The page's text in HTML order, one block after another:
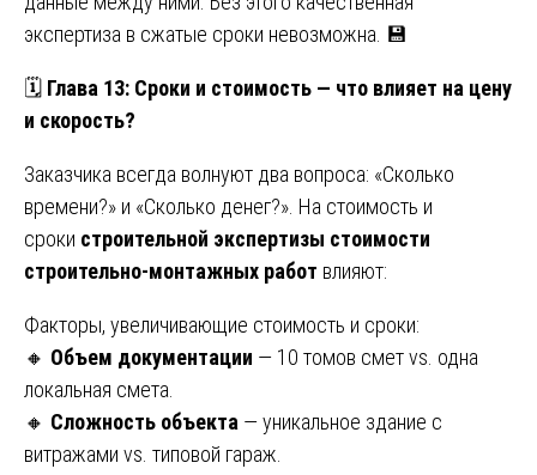
экспертиза в сжатые сроки невозможна. 💾
🗓️ Глава 13: Сроки и стоимость — что влияет на цену
и скорость?
Заказчика всегда волнуют два вопроса: «Сколько
времени?» и «Сколько денег?». На стоимость и
сроки строительной экспертизы стоимости
строительно-монтажных работ влияют:
Факторы, увеличивающие стоимость и сроки:
🔸 Объем документации — 10 томов смет vs. одна
локальная смета.
🔸 Сложность объекта — уникальное здание с
витражами vs. типовой гараж.